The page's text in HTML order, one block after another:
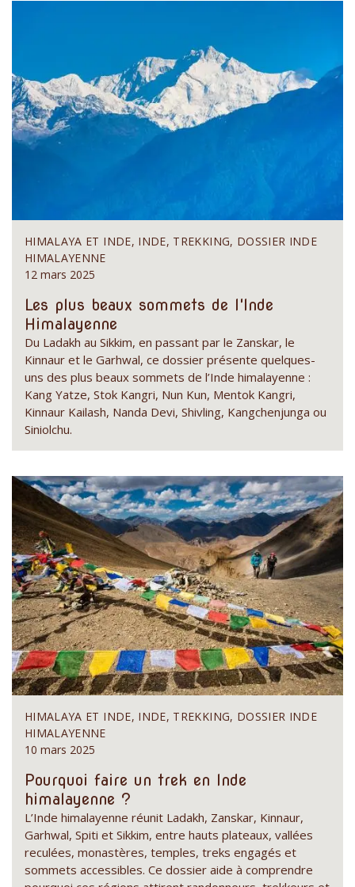
HIMALAYA ET INDE, INDE, TREKKING, DOSSIER INDE
HIMALAYENNE
12 mars 2025
Les plus beaux sommets de l'Inde
Himalayenne
Du Ladakh au Sikkim, en passant par le Zanskar, le
Kinnaur et le Garhwal, ce dossier présente quelques-
uns des plus beaux sommets de l’Inde himalayenne :
Kang Yatze, Stok Kangri, Nun Kun, Mentok Kangri,
Kinnaur Kailash, Nanda Devi, Shivling, Kangchenjunga ou
Siniolchu.
HIMALAYA ET INDE, INDE, TREKKING, DOSSIER INDE
HIMALAYENNE
10 mars 2025
Pourquoi faire un trek en Inde
himalayenne ?
L’Inde himalayenne réunit Ladakh, Zanskar, Kinnaur,
Garhwal, Spiti et Sikkim, entre hauts plateaux, vallées
reculées, monastères, temples, treks engagés et
sommets accessibles. Ce dossier aide à comprendre